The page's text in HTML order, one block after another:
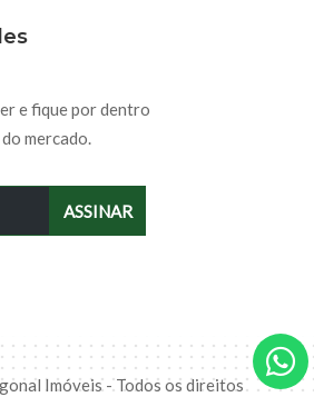
e fique por dentro
mercado.
Imóveis - Todos os direitos